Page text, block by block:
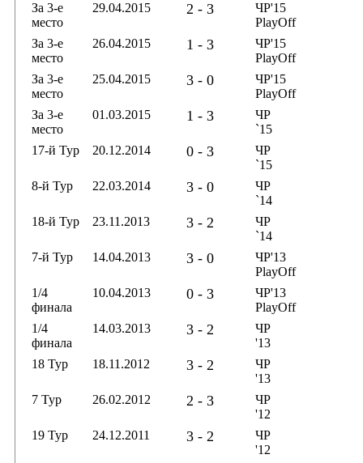
За 3-е
место
29.04.2015 2 - 3
ЧР'15
PlayOff
За 3-е
место
26.04.2015 1 - 3
ЧР'15
PlayOff
За 3-е
место
25.04.2015 3 - 0
ЧР'15
PlayOff
За 3-е
место
01.03.2015 1 - 3
ЧР
`15
17-й Тур
20.12.2014 0 - 3
ЧР
`15
8-й Тур
22.03.2014 3 - 0
ЧР
`14
18-й Тур
23.11.2013 3 - 2
ЧР
`14
7-й Тур
14.04.2013 3 - 0
ЧР'13
PlayOff
1/4
финала
10.04.2013 0 - 3
ЧР'13
PlayOff
1/4
финала
14.03.2013 3 - 2
ЧР
'13
18 Тур
18.11.2012 3 - 2
ЧР
'13
7 Тур
26.02.2012 2 - 3
ЧР
'12
19 Тур
24.12.2011 3 - 2
ЧР
'12